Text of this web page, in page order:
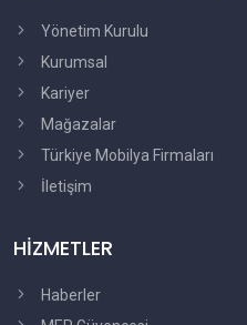
Yönetim Kurulu
Kurumsal
Kariyer
Mağazalar
Türkiye Mobilya Firmaları
İletişim
HİZMETLER
Haberler